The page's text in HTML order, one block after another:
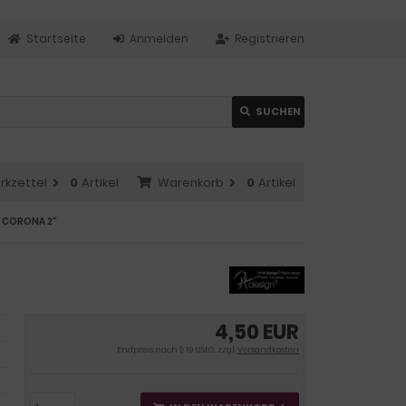
Registrieren
Anmelden
Startseite
SUCHEN
Warenkorb 0 Artikel
0 Artikel
2"
4,50 EUR
Endpreis nach § 19 UStG. zzgl.Versandkosten